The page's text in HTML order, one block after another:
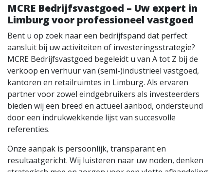
MCRE Bedrijfsvastgoed – Uw expert in
Limburg voor professioneel vastgoed
Bent u op zoek naar een bedrijfspand dat perfect
aansluit bij uw activiteiten of investeringsstrategie?
MCRE Bedrijfsvastgoed begeleidt u van A tot Z bij de
verkoop en verhuur van (semi-)industrieel vastgoed,
kantoren en retailruimtes in Limburg. Als ervaren
partner voor zowel eindgebruikers als investeerders
bieden wij een breed en actueel aanbod, ondersteund
door een indrukwekkende lijst van succesvolle
referenties.
Onze aanpak is persoonlijk, transparant en
resultaatgericht. Wij luisteren naar uw noden, denken